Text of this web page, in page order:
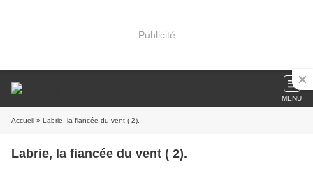
Publicité
MENU
Accueil » Labrie, la fiancée du vent ( 2).
Labrie, la fiancée du vent ( 2).